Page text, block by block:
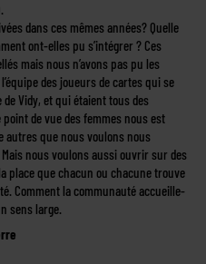
dans ces mêmes années? Quelle
ont-elles pu s’intégrer ? Ces
mais nous n’avons pas pu les
des joueurs de cartes qui se
Vidy, et qui étaient tous des
de vue des femmes nous est
autres que nous voulons nous
Mais nous voulons aussi ouvrir sur des
place que chacun ou chacune trouve
Comment la communauté accueille-
sens large.